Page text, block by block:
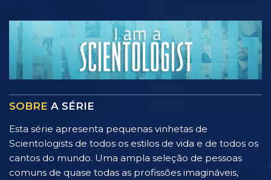
SOBRE A SÉRIE
Esta série apresenta pequenas vinhetas de
Scientologists de todos os estilos de vida e de todos os
cantos do mundo. Uma ampla seleção de pessoas
comuns de quase todas as profissões imagináveis,